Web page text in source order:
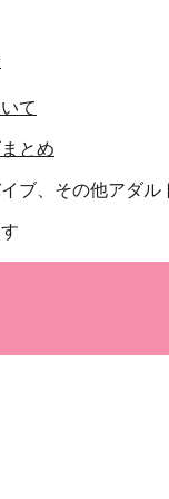
て
とめ
ブ、その他アダ